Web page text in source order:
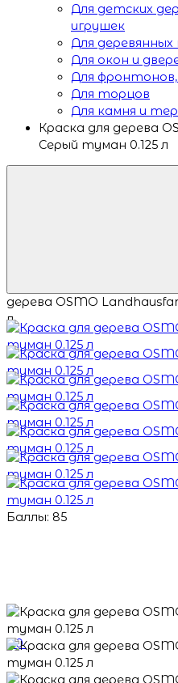
Для детских
игрушек
Для
Для окон и
Для фронтонов,
Для торцов
Для камня и
Краска для дерева
Серый туман 0.125 л
дерева OSMO
л
Баллы: 85
5.0